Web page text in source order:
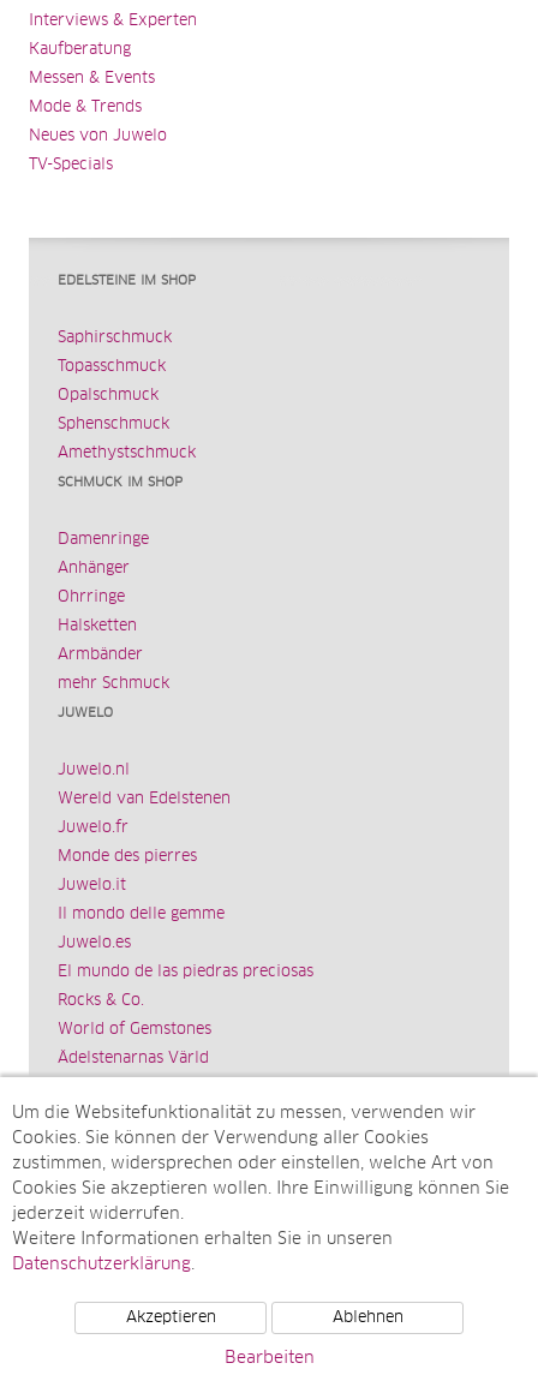
Interviews & Experten
Kaufberatung
Messen & Events
Mode & Trends
Neues von Juwelo
TV-Specials
EDELSTEINE IM SHOP
Saphirschmuck
Topasschmuck
Opalschmuck
Sphenschmuck
Amethystschmuck
SCHMUCK IM SHOP
Damenringe
Anhänger
Ohrringe
Halsketten
Armbänder
mehr Schmuck
JUWELO
Juwelo.nl
Wereld van Edelstenen
Juwelo.fr
Monde des pierres
Juwelo.it
Il mondo delle gemme
Juwelo.es
El mundo de las piedras preciosas
Rocks & Co.
World of Gemstones
Ädelstenarnas Värld
Impressum
SITEMAP
Sitemap
Monatsarchive
Top-Artikel
© Juwelo Deutschland GmbH (ein Tochterunternehmen der
Um die Websitefunktionalität zu messen, verwenden wir
Cookies. Sie können der Verwendung aller Cookies
zustimmen, widersprechen oder einstellen, welche Art von
Cookies Sie akzeptieren wollen. Ihre Einwilligung können Sie
jederzeit widerrufen.
Weitere Informationen erhalten Sie in unseren
Datenschutzerklärung.
Akzeptieren Ablehnen
Bearbeiten